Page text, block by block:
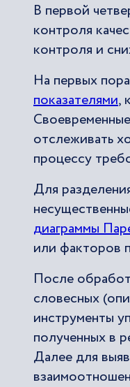
В первой
контроля
контроля и
На первых
показателями,
отслеживать
процессу
Для
диаграммы
или факторов
После
словесных
инструменты
полученных в
Далее для